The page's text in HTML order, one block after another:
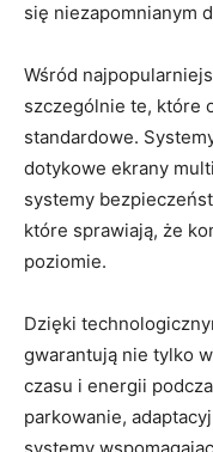
się niezapomnianym
Wśród
szczególnie te, które⁤
standardowe.
dotykowe ekrany
systemy
które sprawiają, że
poziomie.
Dzięki
gwarantują nie tylko
czasu i energii
parkowanie,